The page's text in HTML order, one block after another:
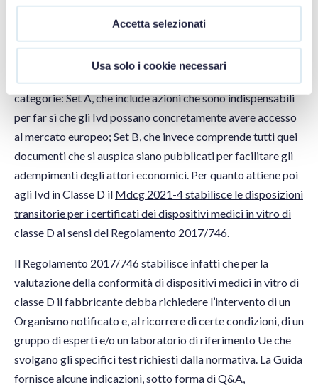
Accetta selezionati
Usa solo i cookie necessari
dispositivi medici in vitro (Ivdr), che stabilisce quali siano le
priorità di implementazione e le concrete azioni che Stati
Membri, Commissione europea e tutti gli attori coinvolti
categorie: Set A, che include azioni che sono indispensabili
per far sì che gli Ivd possano concretamente avere accesso
al mercato europeo; Set B, che invece comprende tutti quei
documenti che si auspica siano pubblicati per facilitare gli
adempimenti degli attori economici. Per quanto attiene poi
agli Ivd in Classe D il Mdcg 2021-4 stabilisce le disposizioni
transitorie per i certificati dei dispositivi medici in vitro di
classe D ai sensi del Regolamento 2017/746.
Il Regolamento 2017/746 stabilisce infatti che per la
valutazione della conformità di dispositivi medici in vitro di
classe D il fabbricante debba richiedere l’intervento di un
Organismo notificato e, al ricorrere di certe condizioni, di un
gruppo di esperti e/o un laboratorio di riferimento Ue che
svolgano gli specifici test richiesti dalla normativa. La Guida
fornisce alcune indicazioni, sotto forma di Q&A,